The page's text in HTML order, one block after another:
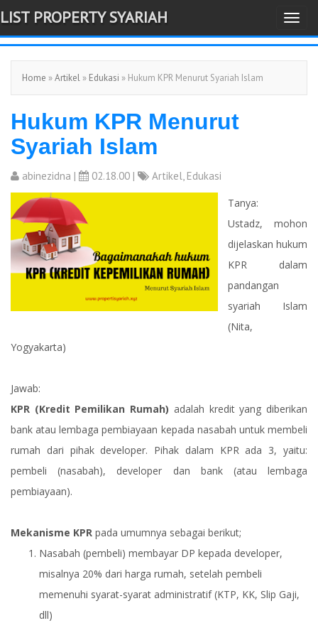
-->
T
o
g
l
t
i
n
LIST PROPERTY SYARIAH
Home »Artikel » Edukasi » Hukum KPR Menurut Syariah Islam
Hukum KPR Menurut
Syariah Islam
abinezidna | 02.18.00 | Artikel, Edukasi
Tanya:
Ustadz, mohon
dijelaskan hukum
KPR dalam
pandangan
syariah Islam
(Nita,
Yogyakarta)
Jawab:
KPR (Kredit Pemilikan Rumah) adalah kredit yang diberikan
bank atau lembaga pembiayaan kepada nasabah untuk membeli
rumah dari pihak developer. Pihak dalam KPR ada 3, yaitu:
pembeli (nasabah), developer dan bank (atau lembaga
pembiayaan).
Mekanisme KPR pada umumnya sebagai berikut;
Nasabah (pembeli) membayar DP kepada developer,
misalnya 20% dari harga rumah, setelah pembeli
memenuhi syarat-syarat administratif (KTP, KK, Slip Gaji,
dll)